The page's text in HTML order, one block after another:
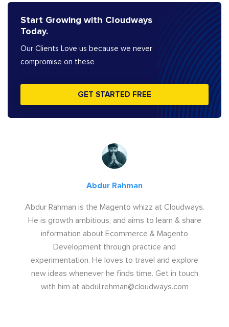
Start Growing with Cloudways
Today.
Our Clients Love us because we never
compromise on these
GET STARTED FREE
Abdur Rahman
Abdur Rahman is the Magento whizz at Cloudways.
He is growth ambitious, and aims to learn & share
information about Ecommerce & Magento
Development through practice and
experimentation. He loves to travel and explore
new ideas whenever he finds time. Get in touch
with him at abdul.rehman@cloudways.com